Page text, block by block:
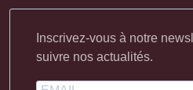
Inscrivez-vous à notre
suivre nos actualités.